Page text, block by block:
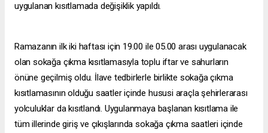
uygulanan kısıtlamada değişiklik yapıldı.
Ramazanın ilk iki haftası için 19.00 ile 05.00 arası uygulanacak
olan sokağa çıkma kısıtlamasıyla toplu iftar ve sahurların
önüne geçilmiş oldu. İlave tedbirlerle birlikte sokağa çıkma
kısıtlamasının olduğu saatler içinde hususi araçla şehirlerarası
yolculuklar da kısıtlandı. Uygulanmaya başlanan kısıtlama ile
tüm illerinde giriş ve çıkışlarında sokağa çıkma saatleri içinde